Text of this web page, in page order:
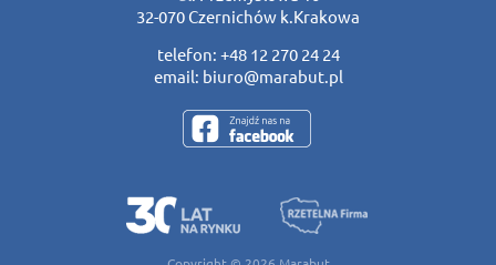
32-070 Czernichów k.Krakowa
telefon: +48 12 270 24 24
email: biuro@marabut.pl